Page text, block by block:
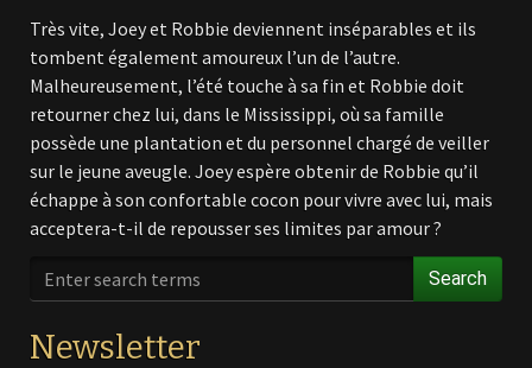
Très vite, Joey et Robbie deviennent inséparables et ils
tombent également amoureux l’un de l’autre.
Malheureusement, l’été touche à sa fin et Robbie doit
retourner chez lui, dans le Mississippi, où sa famille
possède une plantation et du personnel chargé de veiller
sur le jeune aveugle. Joey espère obtenir de Robbie qu’il
échappe à son confortable cocon pour vivre avec lui, mais
acceptera-t-il de repousser ses limites par amour ?
Search
Newsletter